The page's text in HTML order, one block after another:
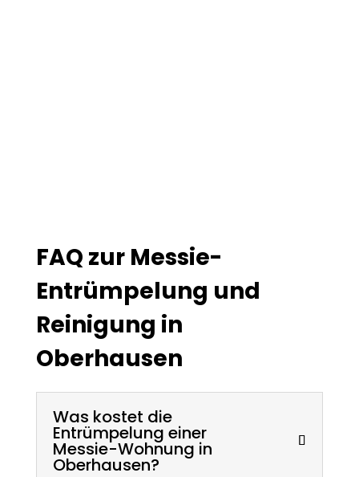
FAQ zur Messie-
Entrümpelung und
Reinigung in
Oberhausen
Was kostet die
Entrümpelung einer
Messie-Wohnung in
Oberhausen?